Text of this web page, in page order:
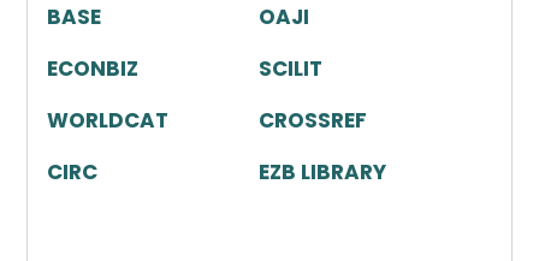
BASE
OAJI
ECONBIZ
SCILIT
WORLDCAT
CROSSREF
CIRC
EZB LIBRARY